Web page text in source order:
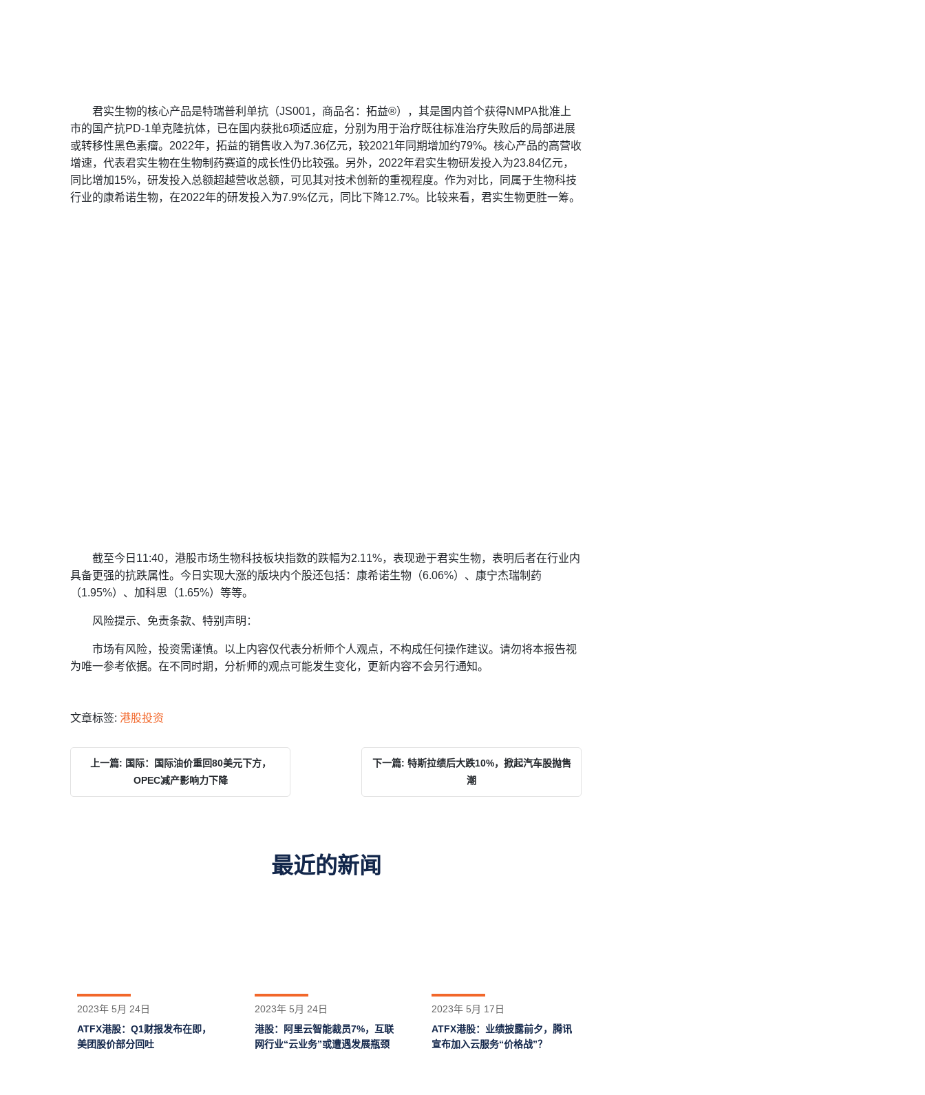
君实生物的核心产品是特瑞普利单抗（JS001，商品名：拓益®），其是国内首个获得NMPA批准上
市的国产抗PD-1单克隆抗体，已在国内获批6项适应症，分别为用于治疗既往标准治疗失败后的局部进展
或转移性黑色素瘤。2022年，拓益的销售收入为7.36亿元，较2021年同期增加约79%。核心产品的高营收
增速，代表君实生物在生物制药赛道的成长性仍比较强。另外，2022年君实生物研发投入为23.84亿元，
同比增加15%，研发投入总额超越营收总额，可见其对技术创新的重视程度。作为对比，同属于生物科技
行业的康希诺生物，在2022年的研发投入为7.9%亿元，同比下降12.7%。比较来看，君实生物更胜一筹。
截至今日11:40，港股市场生物科技板块指数的跌幅为2.11%，表现逊于君实生物，表明后者在行业内
具备更强的抗跌属性。今日实现大涨的版块内个股还包括：康希诺生物（6.06%）、康宁杰瑞制药
（1.95%）、加科思（1.65%）等等。
风险提示、免责条款、特别声明：
市场有风险，投资需谨慎。以上内容仅代表分析师个人观点，不构成任何操作建议。请勿将本报告视
为唯一参考依据。在不同时期，分析师的观点可能发生变化，更新内容不会另行通知。
文章标签: 港股投资
上一篇: 国际：国际油价重回80美元下方，
OPEC减产影响力下降
下一篇: 特斯拉绩后大跌10%，掀起汽车股抛售
潮
最近的新闻
2023年 5月 24日
ATFX港股：Q1财报发布在即，
美团股价部分回吐
2023年 5月 24日
港股：阿里云智能裁员7%，互联
网行业“云业务”或遭遇发展瓶颈
2023年 5月 17日
ATFX港股：业绩披露前夕，腾讯
宣布加入云服务“价格战”？